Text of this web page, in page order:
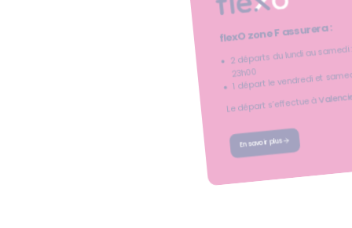
flexO zone F assurera :
2 départs du lundi au
23h00
1 départ le vendredi et
Le départ s’effectue à
En savoir plus